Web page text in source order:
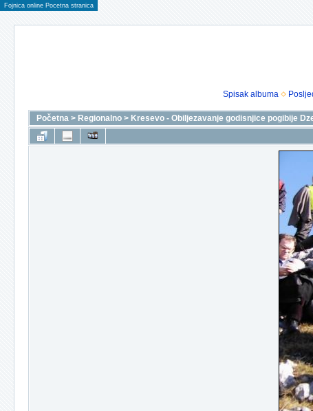
Fojnica online Pocetna stranica
Spisak albuma
Početna > Regionalno > Kresevo - Obiljezavanje godisnjice pogibije